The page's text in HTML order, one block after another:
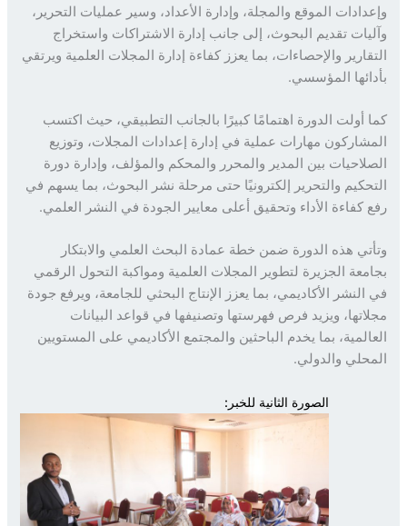
الموقع والمجلة، وإدارة الأعداد، وسير عمليات التحرير،
تقديم البحوث، إلى جانب إدارة الاشتراكات واستخراج
والإحصاءات، بما يعزز كفاءة إدارة المجلات العلمية ويرتقي
المؤسسي.
أولت الدورة اهتمامًا كبيرًا بالجانب التطبيقي، حيث اكتسب
مهارات عملية في إدارة إعدادات المجلات، وتوزيع
بين المدير والمحرر والمحكم والمؤلف، وإدارة دورة
والتحرير إلكترونيًا حتى مرحلة نشر البحوث، بما يسهم في
كفاءة الأداء وتحقيق أعلى معايير الجودة في النشر العلمي.
هذه الدورة ضمن خطة عمادة البحث العلمي والابتكار
الجزيرة لتطوير المجلات العلمية ومواكبة التحول الرقمي
الأكاديمي، بما يعزز الإنتاج البحثي للجامعة، ويرفع جودة
ويزيد فرص فهرستها وتصنيفها في قواعد البيانات
بما يخدم الباحثين والمجتمع الأكاديمي على المستويين
والدولي.
الصورة الثانية للخبر: